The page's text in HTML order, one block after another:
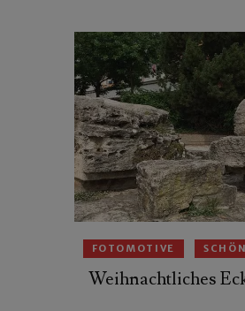
FOTOMOTIVE
Weihnachtliches